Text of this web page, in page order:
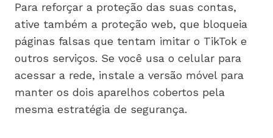
Para reforçar a proteção das suas contas,
ative também a proteção web, que bloqueia
páginas falsas que tentam imitar o TikTok e
outros serviços. Se você usa o celular para
acessar a rede, instale a versão móvel para
manter os dois aparelhos cobertos pela
mesma estratégia de segurança.